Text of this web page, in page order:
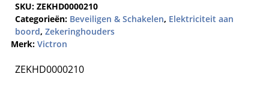
SKU: ZEKHD0000210
Categorieën: Beveiligen & Schakelen, Elektriciteit aan
boord, Zekeringhouders
Merk: Victron
ZEKHD0000210